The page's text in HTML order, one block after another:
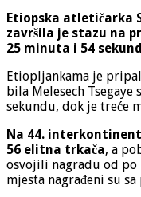
Etiopska atletičarka
završila je stazu na
25 minuta i 54
Etiopljankama je
bila Melesech Tsegaye
sekundu, dok je treće
Na 44.
56 elitna trkača, a
osvojili nagradu od po
mjesta nagrađeni su